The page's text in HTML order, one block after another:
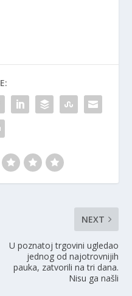
NEXT
U poznatoj trgovini ugledao
jednog od najotrovnijih
pauka, zatvorili na tri dana.
Nisu ga našli